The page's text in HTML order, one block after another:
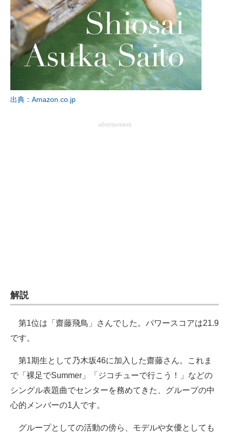
ITエンジニア向け専門サイト
企業向けIT製品の総合サイト
IT製品の技術・比較・事例
製造業のIT導入・活用を支援
モノづくり技術者専門サイト
エレクトロニクス専門サイト
出典：Amazon.co.jp
advertisement
解説
第1位は「齋藤飛鳥」さんでした。パワースコアは21.9
です。
第1期生として乃木坂46に加入した齋藤さん。これま
で「裸足でSummer」「ジコチューで行こう！」などの
シングル表題曲でセンターを務めてきた、グループの中
心的メンバーの1人です。
グループとしての活動の傍ら、モデルや女優としても